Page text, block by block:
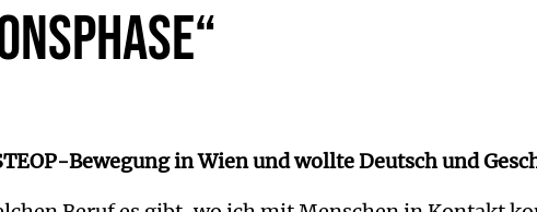
Bewegung in Wien und wollte Deutsch und